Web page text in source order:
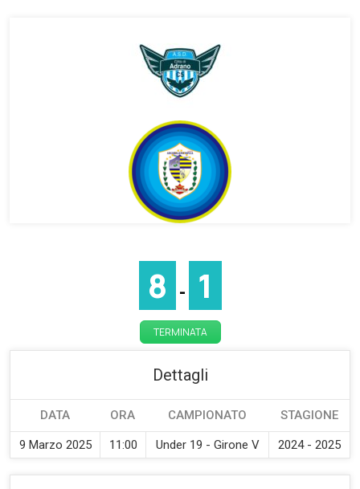
8 - 1
TERMINATA
Dettagli
DATA ORA CAMPIONATO STAGIONE
9 Marzo 2025 11:00 Under 19 - Girone V 2024 - 2025